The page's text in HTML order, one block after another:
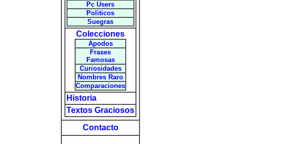
Pc Users
Politicos
Suegras
Colecciones
Apodos
Frases
Famosas
Curiosidades
Nombres Raro
Comparaciones
Historia
Textos Graciosos
Contacto